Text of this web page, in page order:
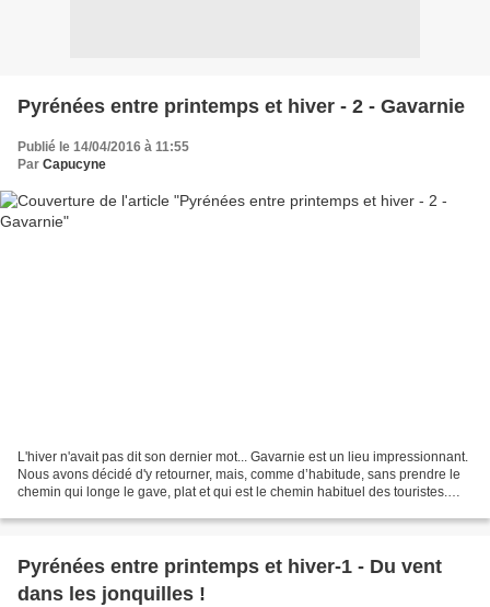
Pyrénées entre printemps et hiver - 2 - Gavarnie
Publié le 14/04/2016 à 11:55
Par Capucyne
L'hiver n'avait pas dit son dernier mot... Gavarnie est un lieu impressionnant.
Nous avons décidé d'y retourner, mais, comme d’habitude, sans prendre le
chemin qui longe le gave, plat et qui est le chemin habituel des touristes.
Pyrénées entre printemps et hiver-1 - Du vent
dans les jonquilles !